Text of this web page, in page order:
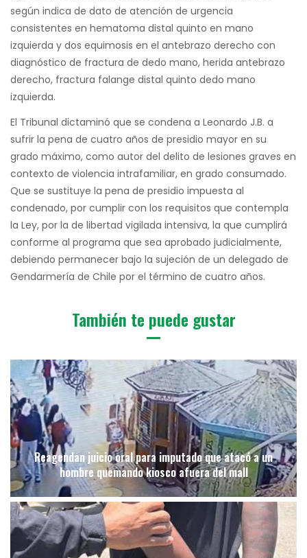
según indica de dato de atención de urgencia
consistentes en hematoma distal quinto en mano
izquierda y dos equimosis en el antebrazo derecho con
diagnóstico de fractura de dedo mano, herida antebrazo
derecho, fractura falange distal quinto dedo mano
izquierda.
El Tribunal dictaminó que se condena a Leonardo J.B. a
sufrir la pena de cuatro años de presidio mayor en su
grado máximo, como autor del delito de lesiones graves en
contexto de violencia intrafamiliar, en grado consumado.
Que se sustituye la pena de presidio impuesta al
condenado, por cumplir con los requisitos que contempla
la Ley, por la de libertad vigilada intensiva, la que cumplirá
conforme al programa que sea aprobado judicialmente,
debiendo permanecer bajo la sujeción de un delegado de
Gendarmería de Chile por el término de cuatro años.
También te puede gustar
Reagendan juicio oral para imputado que atacó a un
hombre quemando kiosco afuera del mall